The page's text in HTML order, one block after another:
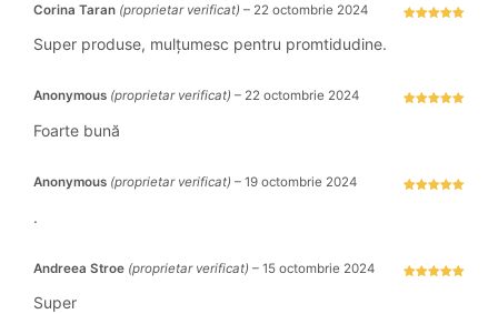
Corina Taran (proprietar verificat) – 22 octombrie 2024
Super produse, mulțumesc pentru promtidudine.
Anonymous (proprietar verificat) – 22 octombrie 2024
Foarte bună
Anonymous (proprietar verificat) – 19 octombrie 2024
.
Andreea Stroe (proprietar verificat) – 15 octombrie 2024
Super